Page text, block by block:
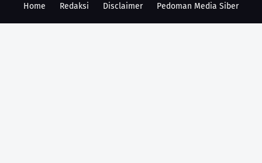
Home
Redaksi Disclaimer Pedoman Media Siber